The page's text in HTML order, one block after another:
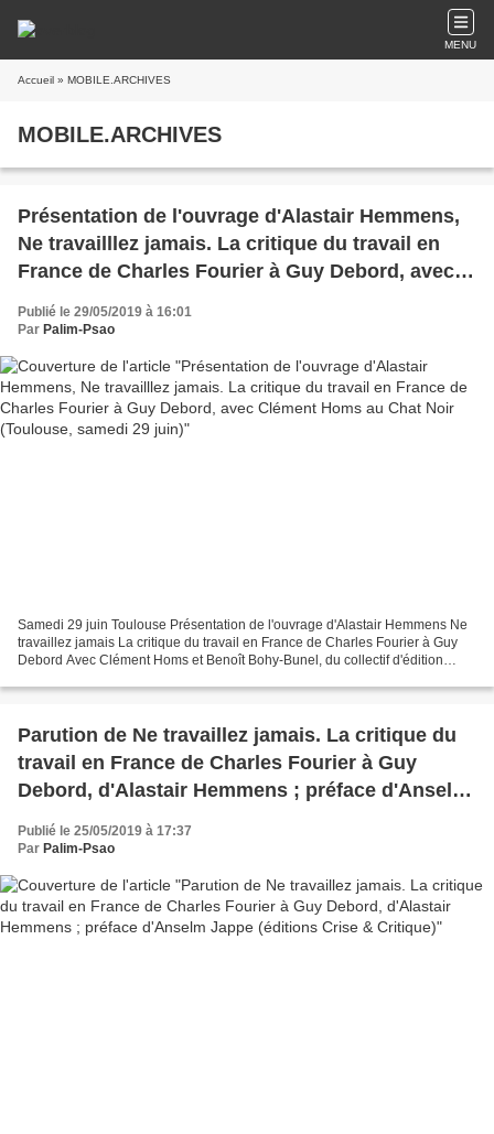
MENU
Accueil » MOBILE.ARCHIVES
MOBILE.ARCHIVES
Présentation de l'ouvrage d'Alastair Hemmens,
Ne travailllez jamais. La critique du travail en
France de Charles Fourier à Guy Debord, avec
Clément Homs au Chat Noir (Toulouse, samedi
29 juin)
Publié le 29/05/2019 à 16:01
Par Palim-Psao
Samedi 29 juin Toulouse Présentation de l'ouvrage d'Alastair Hemmens Ne
travaillez jamais La critique du travail en France de Charles Fourier à Guy
Debord Avec Clément Homs et Benoît Bohy-Bunel, du collectif d'édition
Parution de Ne travaillez jamais. La critique du
travail en France de Charles Fourier à Guy
Debord, d'Alastair Hemmens ; préface d'Anselm
Publié le 25/05/2019 à 17:37
Par Palim-Psao